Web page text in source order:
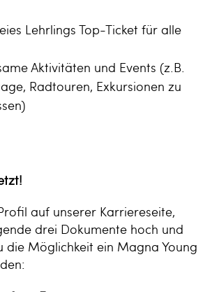
Lehrlings Top-Ticket für alle
Aktivitäten und Events (z.B.
Radtouren, Exkursionen zu
auf unserer Karriereseite,
drei Dokumente hoch und
die Möglichkeit ein Magna Young